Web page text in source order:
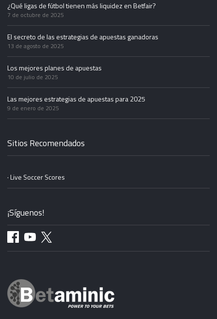
¿Qué ligas de fútbol tienen más liquidez en Betfair?
7 de octubre de 2025
El secreto de las estrategias de apuestas ganadoras
13 de agosto de 2025
Los mejores planes de apuestas
10 de julio de 2025
Las mejores estrategias de apuestas para 2025
9 de enero de 2025
Sitios Recomendados
· Live Soccer Scores
¡Síguenos!